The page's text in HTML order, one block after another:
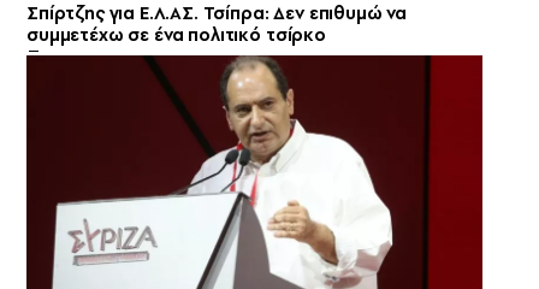
Σπίρτζης για Ε.Λ.ΑΣ. Τσίπρα: Δεν επιθυμώ να
συμμετέχω σε ένα πολιτικό τσίρκο